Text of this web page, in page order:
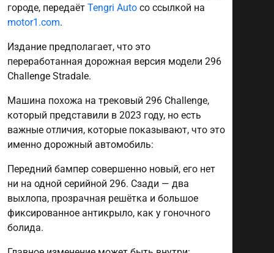
городе, передаёт Tengri Auto со ссылкой на
motor1.com.
Издание предполагает, что это
переработанная дорожная версия модели 296
Challenge Stradale.
Машина похожа на трековый 296 Challenge,
который представили в 2023 году, но есть
важные отличия, которые показывают, что это
именно дорожный автомобиль:
Передний бампер совершенно новый, его нет
ни на одной серийной 296. Сзади — два
выхлопа, прозрачная решётка и большое
фиксированное антикрыло, как у гоночного
болида.